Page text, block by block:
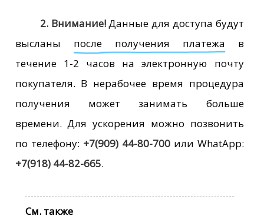
2. Внимание!Данные для доступа будут
высланы после получения платежа в
течение 1-2 часов на электронную почту
покупателя. В нерабочее время процедура
получения может занимать больше
времени. Для ускорения можно позвонить
по телефону: +7(909) 44-80-700или WhatApp:
+7(918) 44-82-665.
См. также